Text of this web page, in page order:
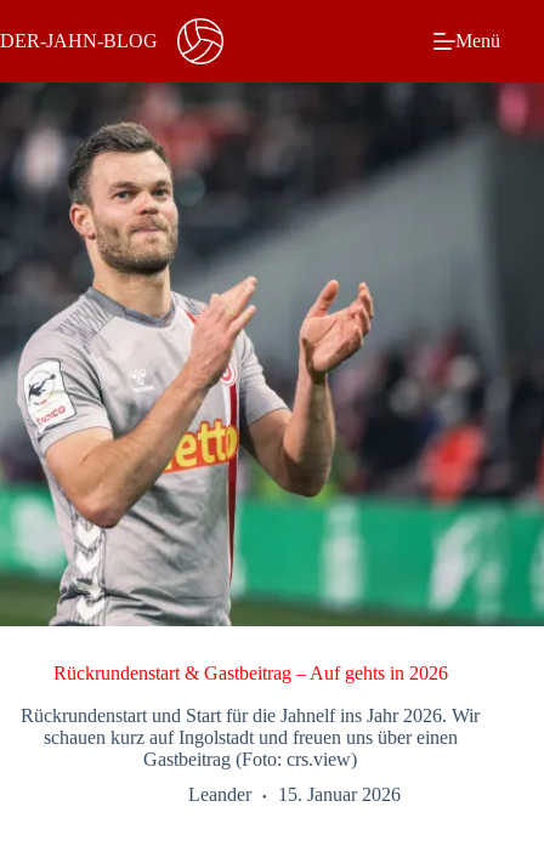
Inhalt
springen
DER-JAHN-BLOG Menü
Rückrundenstart & Gastbeitrag – Auf gehts in 2026
Rückrundenstart und Start für die Jahnelf ins Jahr 2026. Wir
schauen kurz auf Ingolstadt und freuen uns über einen
Gastbeitrag (Foto: crs.view)
Leander
15. Januar 2026